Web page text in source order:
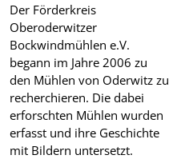
Der Förderkreis
Oberoderwitzer
Bockwindmühlen e.V.
begann im Jahre 2006 zu
den Mühlen von Oderwitz zu
recherchieren. Die dabei
erforschten Mühlen wurden
erfasst und ihre Geschichte
mit Bildern untersetzt.